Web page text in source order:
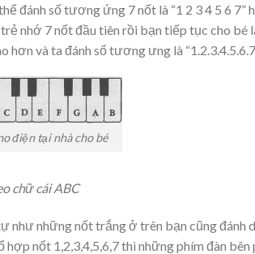
đánh số tương ứng 7 nốt là “1 2 3 4 5 6 7”
trẻ nhớ 7 nốt đầu tiên rồi bạn tiếp tục cho bé
hơn và ta đánh số tương ưng là
điện tại nhà cho bé
chữ cái ABC
như những nốt trắng ở trên bạn cũng đánh
nốt 1,2,3,4,5,6,7 thì những phím đàn bên